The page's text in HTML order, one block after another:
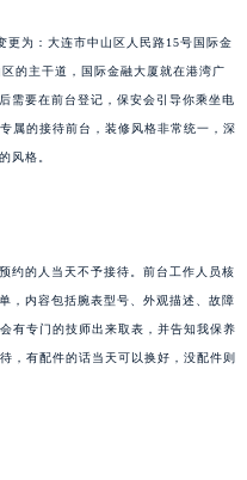
更为：大连市中山区人民路15号国际金
的主干道，国际金融大厦就在港湾广
需要在前台登记，保安会引导你乘坐电
属的接待前台，装修风格非常统一，深
风格。
约的人当天不予接待。前台工作人员核
，内容包括腕表型号、外观描述、故障
有专门的技师出来取表，并告知我保养
，有配件的话当天可以换好，没配件则